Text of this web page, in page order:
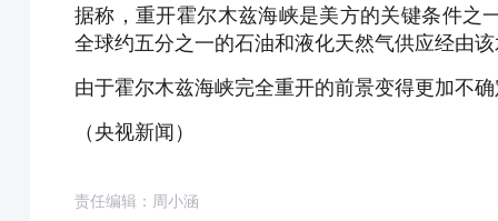
据称，重开霍尔木兹海峡是美方的关键条件之
全球约五分之一的石油和液化天然气供应经由
由于霍尔木兹海峡完全重开的前景变得更加不
（央视新闻）
责任编辑：周小涵